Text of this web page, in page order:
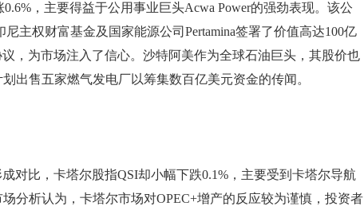
，主要得益于公用事业巨头Acwa Power的强劲表现。该公
主权财富基金及国家能源公司Pertamina签署了价值高达100亿
，为市场注入了信心。沙特阿美作为全球石油巨头，其股价也
出售五家燃气发电厂以筹集数百亿美元资金的传闻。
比，卡塔尔股指QSI却小幅下跌0.1%，主要受到卡塔尔导航
分析认为，卡塔尔市场对OPEC+增产的反应较为谨慎，投资者